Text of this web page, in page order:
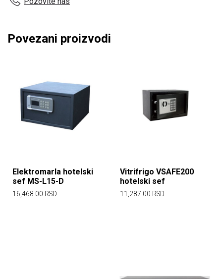
Povezani proizvodi
Elektromarla hotelski
sef MS-L15-D
16,468.00 RSD
Vitrifrigo VSAFE200
hotelski sef
11,287.00 RSD